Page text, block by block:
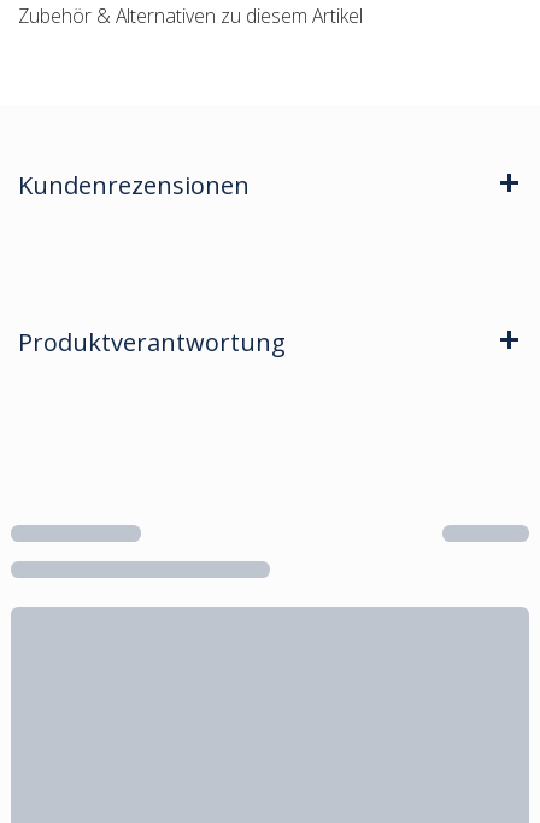
Zubehör & Alternativen zu diesem Artikel
Kundenrezensionen
Produktverantwortung